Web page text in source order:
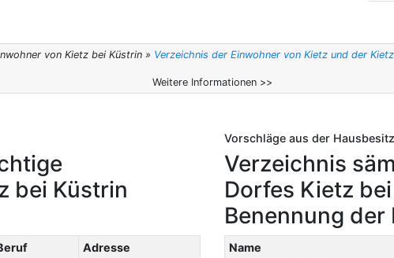
von Kietz bei Küstrin » Verzeichnis der Einwohner von Kietz und der
Weitere Informationen >>
bei Küstrin
Adresse
Vorschläge aus der
Verzeichnis
Dorfes Kietz
Benennung der
Name